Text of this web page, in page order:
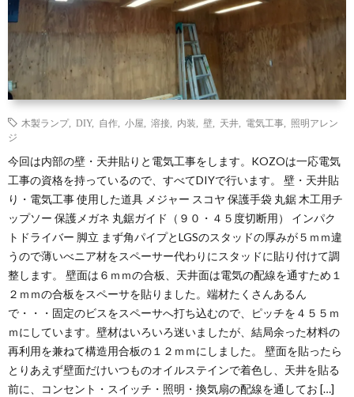
木製ランプ, DIY, 自作 小屋 溶接 内装 壁 天井 電気工事
照明アレン
ジ
今回は内部の壁・天井貼りと電気工事をします。KOZOは一応電気
工事の資格を持っているので、すべてDIYで行います。 壁・天井貼
り・電気工事 使用した道具 メジャー スコヤ 保護手袋 丸鋸 木工用チ
ップソー 保護メガネ 丸鋸ガイド（９０・４５度切断用） インパク
トドライバー 脚立 まず角パイプとLGSのスタッドの厚みが５ｍｍ違
うので薄いべニア材をスペーサー代わりにスタッドに貼り付けて調
整します。 壁面は６ｍｍの合板、天井面は電気の配線を通すため１
２ｍｍの合板をスペーサを貼りました。端材たくさんあるん
で・・・固定のビスをスペーサへ打ち込むので、ピッチを４５５ｍ
ｍにしています。壁材はいろいろ迷いましたが、結局余った材料の
再利用を兼ねて構造用合板の１２ｍｍにしました。 壁面を貼ったら
とりあえず壁面だけいつものオイルステインで着色し、天井を貼る
前に、コンセント・スイッチ・照明・換気扇の配線を通してお […]